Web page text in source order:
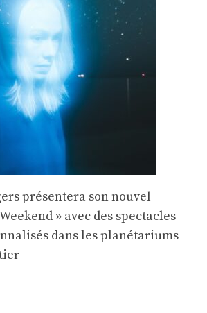
présentera son nouvel
» avec des spectacles
dans les planétariums